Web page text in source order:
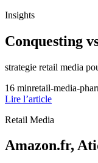
Insights
Conquesting
strategie retail media
16 minretail-media-
Lire l’article
Retail Media
Amazon.fr,